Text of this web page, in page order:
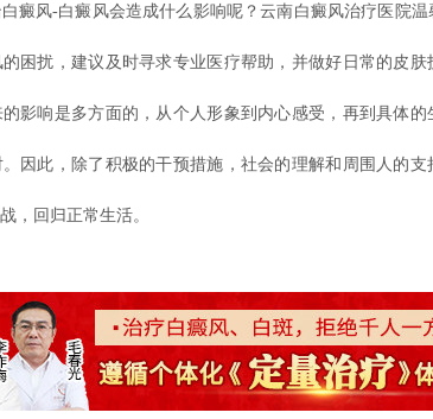
风-白癜风会造成什么影响呢？云南白癜风治疗医院温
困扰，建议及时寻求专业医疗帮助，并做好日常的皮肤
影响是多方面的，从个人形象到内心感受，再到具体的
因此，除了积极的干预措施，社会的理解和周围人的支
，回归正常生活。